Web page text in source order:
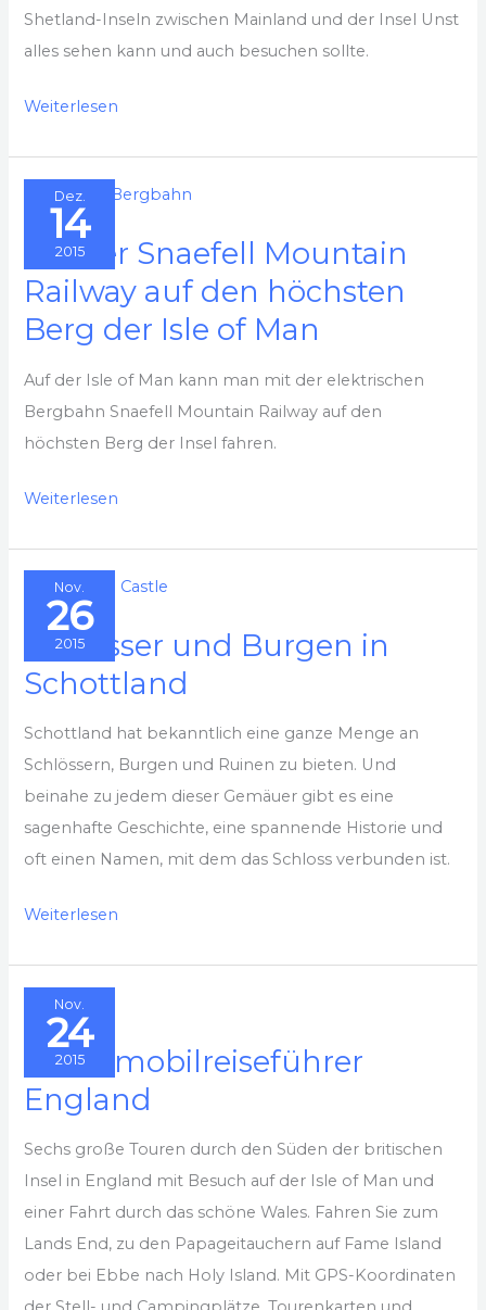
Shetland-Inseln zwischen Mainland und der Insel Unst
alles sehen kann und auch besuchen sollte.
Mit
Shetland-
Inseln
Weiterlesen
Dez.
14
2015
Mit der Snaefell Mountain
Railway auf den höchsten
Berg der Isle of Man
Auf der Isle of Man kann man mit der elektrischen
Bergbahn Snaefell Mountain Railway auf den
höchsten Berg der Insel fahren.
Mit
Mountain
Railway
den
Weiterlesen
Nov.
26
2015
Schlösser und Burgen in
Schottland
Schottland hat bekanntlich eine ganze Menge an
Schlössern, Burgen und Ruinen zu bieten. Und
beinahe zu jedem dieser Gemäuer gibt es eine
sagenhafte Geschichte, eine spannende Historie und
oft einen Namen, mit dem das Schloss verbunden ist.
Schlösser
Schottland
Weiterlesen
Nov.
24
2015
Wohnmobilreiseführer
England
Sechs große Touren durch den Süden der britischen
Insel in England mit Besuch auf der Isle of Man und
einer Fahrt durch das schöne Wales. Fahren Sie zum
Lands End, zu den Papageitauchern auf Fame Island
oder bei Ebbe nach Holy Island. Mit GPS-Koordinaten